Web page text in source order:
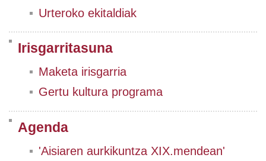
Urteroko ekitaldiak
Irisgarritasuna
Maketa irisgarria
Gertu kultura programa
Agenda
'Aisiaren aurkikuntza XIX.mendean'